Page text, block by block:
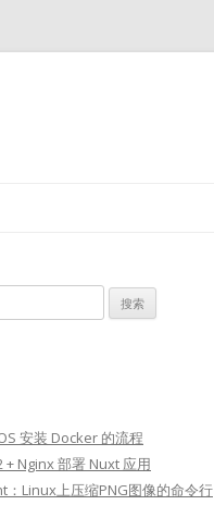
安装 Docker 的流程
+ Nginx 部署 Nuxt 应用
：Linux上压缩PNG图像的命令行